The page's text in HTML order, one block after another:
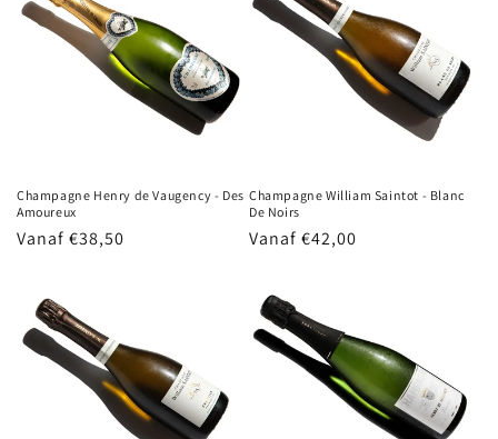
Champagne Henry de Vaugency - Des
Amoureux
Normale
Vanaf €38,50
Champagne William Saintot - Blanc
De Noirs
Normale
Vanaf €42,00